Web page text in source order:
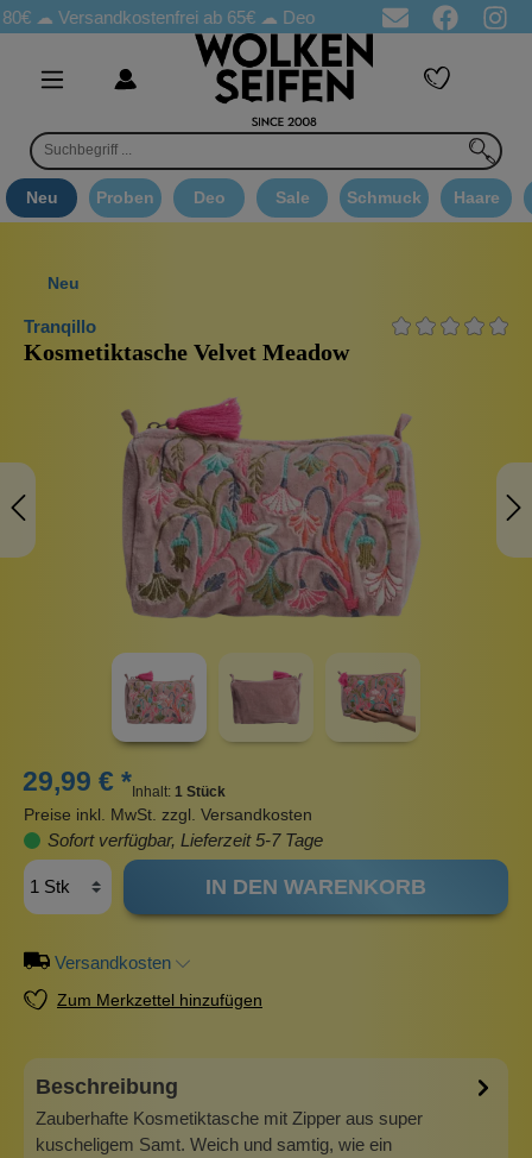
☁Versandkostenfrei ab 65€☁ Deo Proben in jeder Bestellung
Neu Proben Deo Sale Schmuck Haare
Neu
Tranqillo
Kosmetiktasche Velvet Meadow
29,99 € * Inhalt: 1 Stück
Preise inkl. MwSt. zzgl. Versandkosten
Sofort verfügbar, Lieferzeit 5-7 Tage
IN DEN WARENKORB
Versandkosten
Zum Merkzettel hinzufügen
Beschreibung
Zauberhafte Kosmetiktasche mit Zipper aus super
kuscheligem Samt. Weich und samtig, wie ein